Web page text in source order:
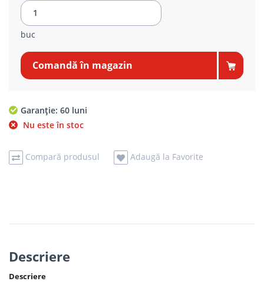
buc
Comandă în magazin
Garanție: 60 luni
Nu este în stoc
Compară produsul Adaugă la Favorite
Descriere
Descriere